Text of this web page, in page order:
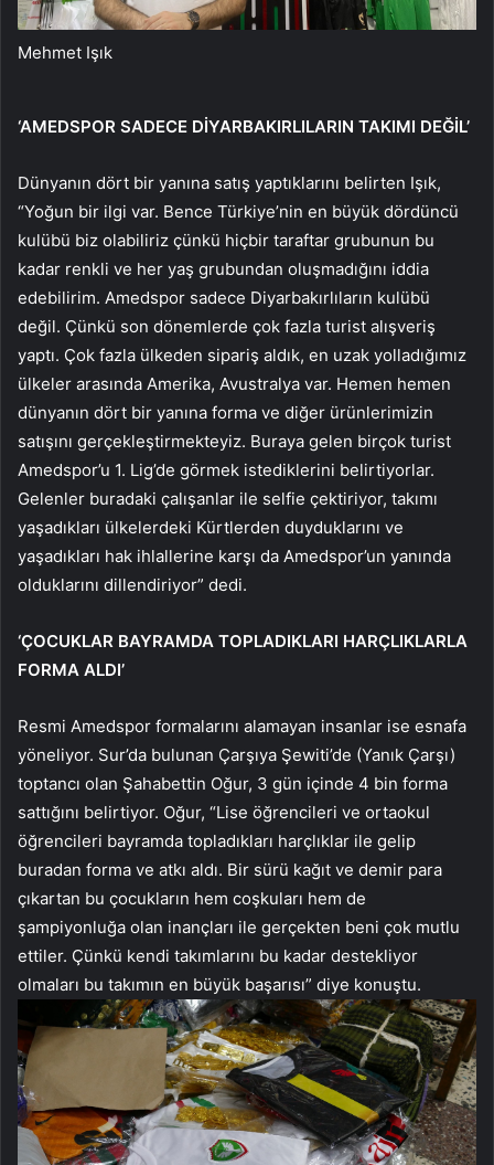
Mehmet Işık
‘AMEDSPOR SADECE DİYARBAKIRLILARIN TAKIMI DEĞİL’
Dünyanın dört bir yanına satış yaptıklarını belirten Işık,
“Yoğun bir ilgi var. Bence Türkiye’nin en büyük dördüncü
kulübü biz olabiliriz çünkü hiçbir taraftar grubunun bu
kadar renkli ve her yaş grubundan oluşmadığını iddia
edebilirim. Amedspor sadece Diyarbakırlıların kulübü
değil. Çünkü son dönemlerde çok fazla turist alışveriş
yaptı. Çok fazla ülkeden sipariş aldık, en uzak yolladığımız
ülkeler arasında Amerika, Avustralya var. Hemen hemen
dünyanın dört bir yanına forma ve diğer ürünlerimizin
satışını gerçekleştirmekteyiz. Buraya gelen birçok turist
Amedspor’u 1. Lig’de görmek istediklerini belirtiyorlar.
Gelenler buradaki çalışanlar ile selfie çektiriyor, takımı
yaşadıkları ülkelerdeki Kürtlerden duyduklarını ve
yaşadıkları hak ihlallerine karşı da Amedspor’un yanında
olduklarını dillendiriyor” dedi.
‘ÇOCUKLAR BAYRAMDA TOPLADIKLARI HARÇLIKLARLA
FORMA ALDI’
Resmi Amedspor formalarını alamayan insanlar ise esnafa
yöneliyor. Sur’da bulunan Çarşıya Şewiti’de (Yanık Çarşı)
toptancı olan Şahabettin Oğur, 3 gün içinde 4 bin forma
sattığını belirtiyor. Oğur, “Lise öğrencileri ve ortaokul
öğrencileri bayramda topladıkları harçlıklar ile gelip
buradan forma ve atkı aldı. Bir sürü kağıt ve demir para
çıkartan bu çocukların hem coşkuları hem de
şampiyonluğa olan inançları ile gerçekten beni çok mutlu
ettiler. Çünkü kendi takımlarını bu kadar destekliyor
olmaları bu takımın en büyük başarısı” diye konuştu.